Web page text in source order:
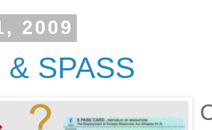
2009
SPASS